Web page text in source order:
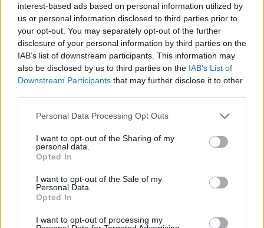
interest-based ads based on personal information utilized by
us or personal information disclosed to third parties prior to
your opt-out. You may separately opt-out of the further
disclosure of your personal information by third parties on the
IAB’s list of downstream participants. This information may
also be disclosed by us to third parties on the IAB’s List of
Downstream Participants that may further disclose it to other
Please note that this website/app uses one or more Google
not limited to your visit or usage behaviour. You may click to
grant or deny consent to Google and its third-party tags to
use your data for below specified purposes in below Google
consent section.
Personal Data Processing Opt Outs
I want to opt-out of the Sharing of my
personal data.
Opted In
I want to opt-out of the Sale of my
Personal Data.
Opted In
I want to opt-out of processing my
ez a migrációt sokoldalúan
elemző, értékelő, különböző
aspektusait bemutató
előadássorozat tudósok, közéleti
emberek részvételével. Arról
gyakorlatban politizálók
véleményét lehessen összegezni,
ami talán segíti majd a
döntéshozókat. Ezen a fórumon a
tapasztalatokról és esetleg a
prognózisokról beszélnek.